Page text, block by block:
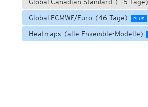
Global Canadian Standard (15 Tage)
Global ECMWF/Euro (46 Tage)
PLUS
Heatmaps (alle Ensemble-Modelle)